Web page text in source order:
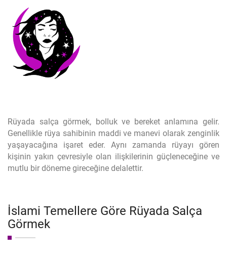
Rüyada salça görmek, bolluk ve bereket anlamına gelir.
Genellikle rüya sahibinin maddi ve manevi olarak zenginlik
yaşayacağına işaret eder. Aynı zamanda rüyayı gören
kişinin yakın çevresiyle olan ilişkilerinin güçleneceğine ve
mutlu bir döneme gireceğine delalettir.
İslami Temellere Göre Rüyada Salça
Görmek